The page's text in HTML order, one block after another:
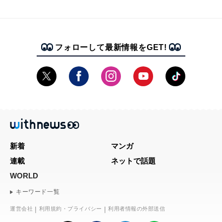
フォローして最新情報をGET!
新着
マンガ
連載
ネットで話題
WORLD
キーワード一覧
運営会社 利用規約・プライバシー 利用者情報の外部送信